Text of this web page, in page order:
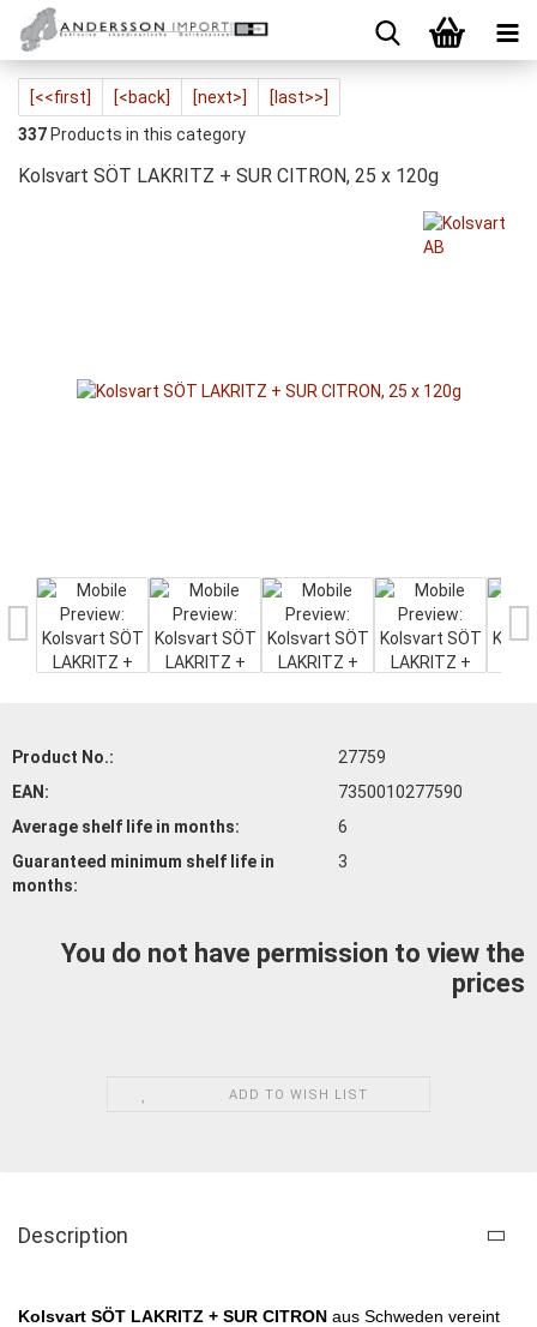
[<<first] [<back] [next>]
[last>>]
337 Products in this category
Kolsvart SÖT LAKRITZ + SUR CITRON, 25 x 120g
Product No.:
27759
EAN:
7350010277590
Average shelf life in months:
6
Guaranteed minimum shelf life in
months:
3
You do not have permission to view the
prices
ADD TO WISH LIST
Description
Kolsvart SÖT LAKRITZ + SUR CITRON aus Schweden vereint